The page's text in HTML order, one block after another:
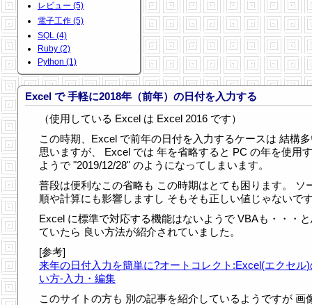
レビュー (5)
電子工作 (5)
SQL (4)
Ruby (2)
Python (1)
Excel で 手軽に2018年（前年）の日付を入力する
（使用している Excel は Excel 2016 です）
この時期、Excel で前年の日付を入力するケースは 結構
思いますが、 Excel では 年を省略すると PC の年を使用
ようで "2019/12/28" のようになってしまいます。
普段は便利なこの省略も この時期はとても困ります。 ソ
順や計算にも影響しますし そもそも正しい値じゃないで
Excel に標準で対応する機能はないようで VBAも・・・
ていたら 良い方法が紹介されていました。
[参考]
来年の日付入力を簡単に?オートコレクト:Excel(エクセル
い方-入力・編集
このサイトの方も 別の記事を紹介しているようですが 画